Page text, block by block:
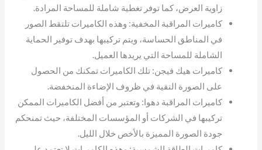
زاوية العرض، كما توفر تغطية شاملة للمساحة المرادة.
كاميرات المراقبة المخفية: وهذه الكاميرات تلتقط الصور
في المناطق الحساسة، ويتم تركيبها بهدف توفير الحماية
الشاملة للمساحة التي يريدها العميل.
كاميرات هيك فيجن: تلك الكاميرات تمكنك من الحصول
على الصورة النقية في ظروف الإضاءة المنخفضة.
كاميرات المراقبة دهوا: وتعتبر من أفضل الكاميرات الممكن
تركيبها في الشركات أو المؤسسات المختلفة، حيث تمنحكم
جودة الصورة المميزة بالأخص خلال الليل.